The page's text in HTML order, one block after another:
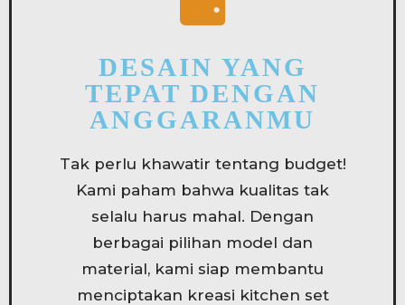
DESAIN YANG
TEPAT DENGAN
ANGGARANMU
Tak perlu khawatir tentang budget!
Kami paham bahwa kualitas tak
selalu harus mahal. Dengan
berbagai pilihan model dan
material, kami siap membantu
menciptakan kreasi kitchen set